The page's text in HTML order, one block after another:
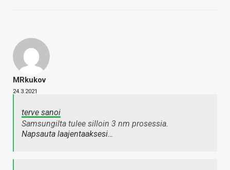
MRkukov
24.3.2021
terve sanoi
Samsungilta tulee silloin 3 nm prosessia.
Napsauta laajentaaksesi…